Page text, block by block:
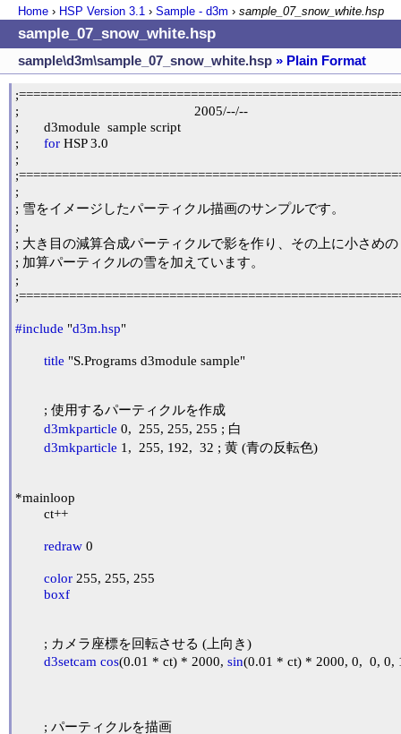
Home › HSP Version 3.1 › Sample - d3m › sample_07_snow_white.hsp
sample_07_snow_white.hsp
sample\d3m\sample_07_snow_white.hsp » Plain Format
;                                                 2005/--/--
;	d3module  sample script
for HSP 3.0
;
;
; 雪をイメージしたパーティクル描画のサンプルです。
;
; 大き目の減算合成パーティクルで影を作り、その上に小さめの
; 加算パーティクルの雪を加えています。
;
#include "d3m.hsp"
title "S.Programs d3module sample"
d3mkparticle 0,  255, 255, 255 ; 白
d3mkparticle 1,  255, 192,  32 ; 黄 (青の反転色)
*mainloop
redraw 0
color 255, 255, 255
boxf
d3setcam cos(0.01 * ct) * 2000, sin(0.01 * ct) * 2000, 0,  0, 0,